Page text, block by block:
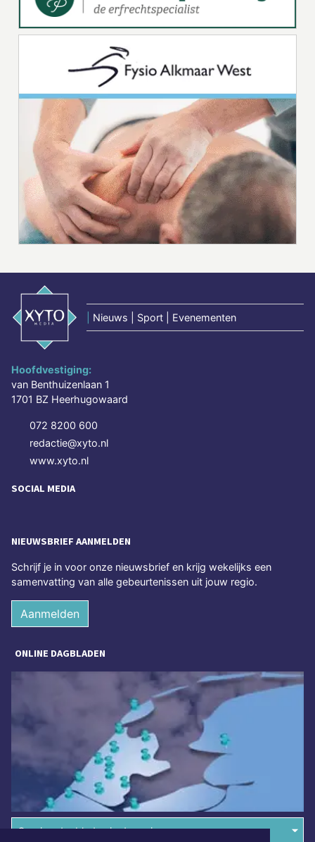
Nieuws | Sport | Evenementen
Hoofdvestiging:
van Benthuizenlaan 1
1701 BZ Heerhugowaard
072 8200 600
redactie@xyto.nl
www.xyto.nl
SOCIAL MEDIA
NIEUWSBRIEF AANMELDEN
Schrijf je in voor onze nieuwsbrief en krijg wekelijks een
samenvatting van alle gebeurtenissen uit jouw regio.
Aanmelden
ONLINE DAGBLADEN
Overige dagbladen in de regio